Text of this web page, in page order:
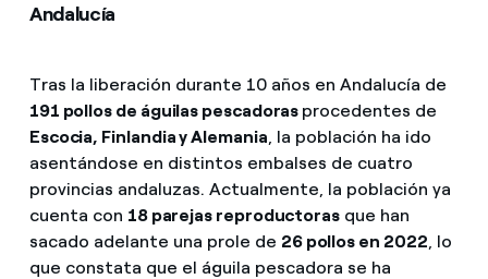
Andalucía
Tras la liberación durante 10 años en Andalucía de
191 pollos de águilas pescadoras procedentes de
Escocia, Finlandia y Alemania , la población ha ido
asentándose en distintos embalses de cuatro
provincias andaluzas. Actualmente, la población ya
cuenta con 18 parejas reproductorasque han
sacado adelante una prole de 26 pollos en 2022 , lo
que constata que el águila pescadora se ha